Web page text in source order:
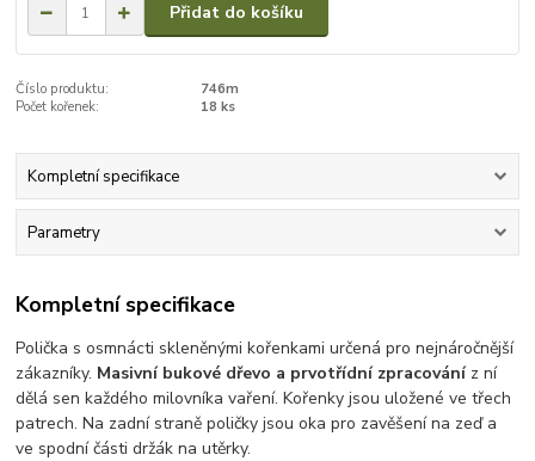
Přidat do košíku
Číslo produktu:
746m
Počet kořenek:
18 ks
Kompletní specifikace
Parametry
Kompletní specifikace
Polička s osmnácti skleněnými kořenkami určená pro nejnáročnější
zákazníky. Masivní bukové dřevo a prvotřídní zpracováníz ní
dělá sen každého milovníka vaření. Kořenky jsou uložené ve třech
patrech. Na zadní straně poličky jsou oka pro zavěšení na zeď a
ve spodní části držák na utěrky.